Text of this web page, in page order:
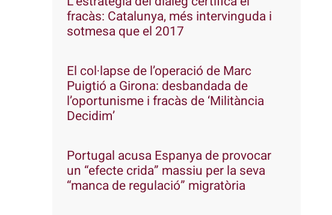
fracàs: Catalunya, més intervinguda i
sotmesa que el 2017
El col·lapse de l’operació de Marc
Puigtió a Girona: desbandada de
l’oportunisme i fracàs de ‘Militància
Decidim’
Portugal acusa Espanya de provocar
un “efecte crida” massiu per la seva
“manca de regulació” migratòria